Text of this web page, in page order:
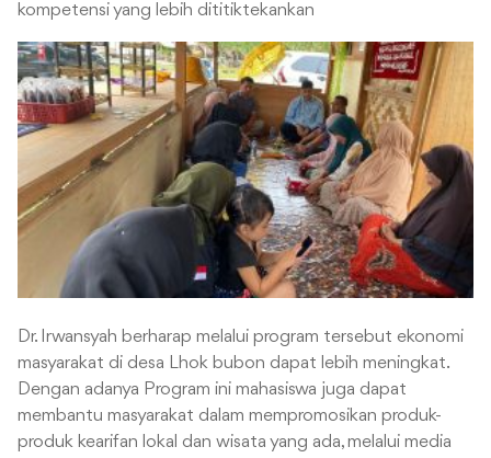
kompetensi yang lebih dititiktekankan
Dr. Irwansyah berharap melalui program tersebut ekonomi
masyarakat di desa Lhok bubon dapat lebih meningkat.
Dengan adanya Program ini mahasiswa juga dapat
membantu masyarakat dalam mempromosikan produk-
produk kearifan lokal dan wisata yang ada, melalui media